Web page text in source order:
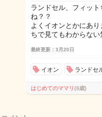
ランドセル、フィッ
ね？？
よくイオンとかにあ
ちで見てもわからな
最終更新：3月20日
イオン ランドセ
はじめてのママリ(6歳)